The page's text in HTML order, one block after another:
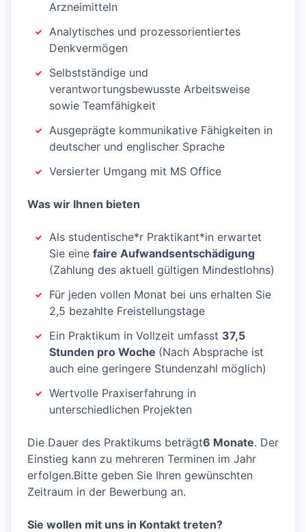
Arzneimitteln
Analytisches und prozessorientiertes
Denkvermögen
Selbstständige und
verantwortungsbewusste Arbeitsweise
sowie Teamfähigkeit
Ausgeprägte kommunikative Fähigkeiten in
deutscher und englischer Sprache
Versierter Umgang mit MS Office
Was wir Ihnen bieten
Als studentische*r Praktikant*in erwartet
Sie eine faire Aufwandsentschädigung
(Zahlung des aktuell gültigen Mindestlohns)
Für jeden vollen Monat bei uns erhalten Sie
2,5 bezahlte Freistellungstage
Ein Praktikum in Vollzeit umfasst 37,5
Stunden pro Woche (Nach Absprache ist
auch eine geringere Stundenzahl möglich)
Wertvolle Praxiserfahrung in
unterschiedlichen Projekten
Die Dauer des Praktikums beträgt6 Monate. Der
Einstieg kann zu mehreren Terminen im Jahr
erfolgen.Bitte geben Sie Ihren gewünschten
Zeitraum in der Bewerbung an.
Sie wollen mit uns in Kontakt treten?